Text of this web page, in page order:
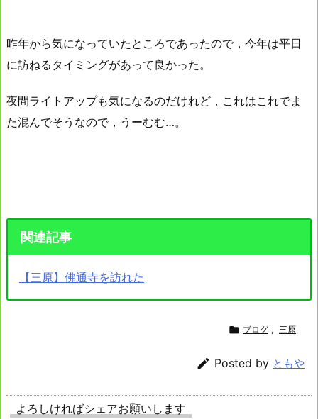
昨年から気になっていたところであったので，今年は平日
に訪ねるタイミングがあって良かった。
夜間ライトアップも気になるのだけれど，これはこれでま
た混んでそうなので，うーむむ…。
関連記事
【三原】佛通寺を訪れた
 ブログ , 三原
 Posted by ともや
よろしければシェアお願いします